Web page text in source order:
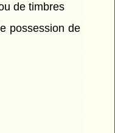
de timbres
possession de